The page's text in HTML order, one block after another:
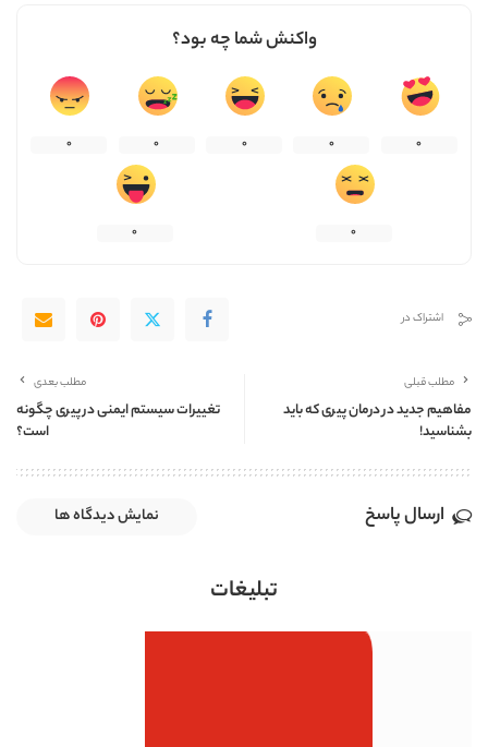
واکنش شما چه بود؟
0
0
0
0
0
0
0
اشتراک در
مطلب قبلی
مفاهیم جدید در درمان پیری که باید
بشناسید!
مطلب بعدی
تغییرات سیستم ایمنی در پیری چگونه
است؟
ارسال پاسخ نمایش دیدگاه ها
تبلیغات